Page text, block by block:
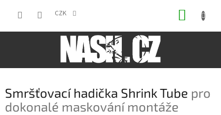
CZK
Smršťovací hadička Shrink Tube pro
dokonalé maskování montáže